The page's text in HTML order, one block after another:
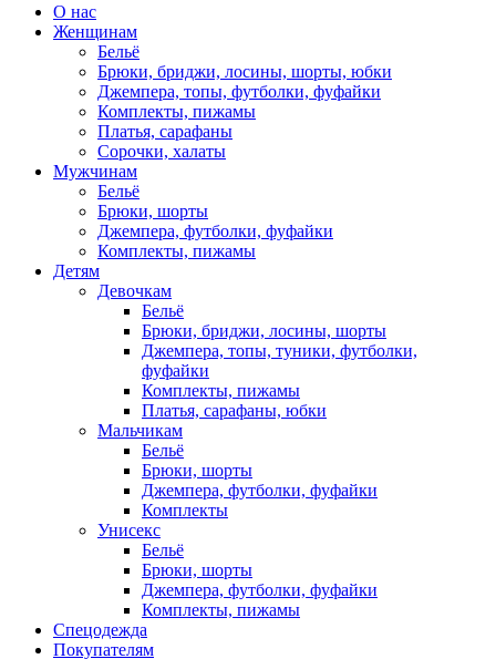
О нас
Женщинам
Бельё
Брюки, бриджи, лосины, шорты, юбки
Джемпера, топы, футболки, фуфайки
Комплекты, пижамы
Платья, сарафаны
Сорочки, халаты
Мужчинам
Бельё
Брюки, шорты
Джемпера, футболки, фуфайки
Комплекты, пижамы
Детям
Девочкам
Бельё
Брюки, бриджи, лосины, шорты
Джемпера, топы, туники, футболки,
фуфайки
Комплекты, пижамы
Платья, сарафаны, юбки
Мальчикам
Бельё
Брюки, шорты
Джемпера, футболки, фуфайки
Комплекты
Унисекс
Бельё
Брюки, шорты
Джемпера, футболки, фуфайки
Комплекты, пижамы
Спецодежда
Покупателям